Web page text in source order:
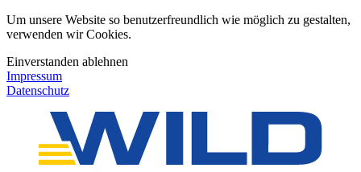
Um unsere Website so benutzerfreundlich wie möglich zu gestalten,
verwenden wir Cookies.
Einverstanden ablehnen
Impressum
Datenschutz